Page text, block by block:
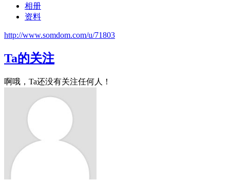
相册
资料
http://www.somdom.com/u/71803
Ta的关注
啊哦，Ta还没有关注任何人！